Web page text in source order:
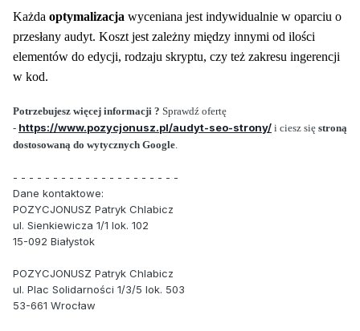
Każda optymalizacja wyceniana jest indywidualnie w oparciu o
przesłany audyt. Koszt jest zależny między innymi od ilości
elementów do edycji, rodzaju skryptu, czy też zakresu ingerencji
w kod.
Potrzebujesz więcej informacji ? Sprawdź ofertę
- https://www.pozycjonusz.pl/audyt-seo-strony/ i ciesz się stroną
dostosowaną do wytycznych Google.
- - - - - - - - - - - - - - - - - - - - -
Dane kontaktowe:
POZYCJONUSZ Patryk Chlabicz
ul. Sienkiewicza 1/1 lok. 102
15-092 Białystok
POZYCJONUSZ Patryk Chlabicz
ul. Plac Solidarności 1/3/5 lok. 503
53-661 Wrocław